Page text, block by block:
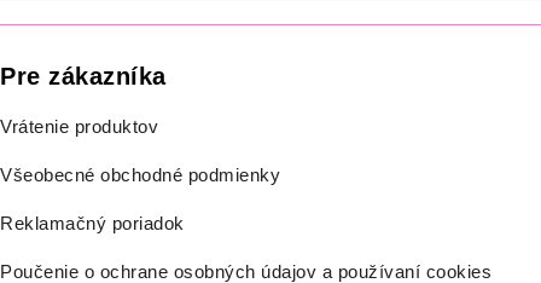
Pre zákazníka
Vrátenie produktov
Všeobecné obchodné podmienky
Reklamačný poriadok
Poučenie o ochrane osobných údajov a používaní cookies